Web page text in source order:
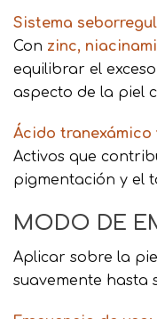
Sistema
Con zinc,
equilibrar el
aspecto de la piel
Ácido
Activos que
pigmentación y el
MODO DE
Aplicar sobre la
suavemente hasta